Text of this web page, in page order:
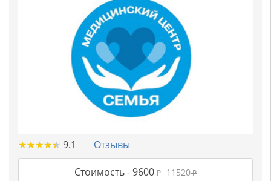
★★★★★
★★★★★ 9.1 Отзывы
Стоимость -9600 ₽ 11520₽